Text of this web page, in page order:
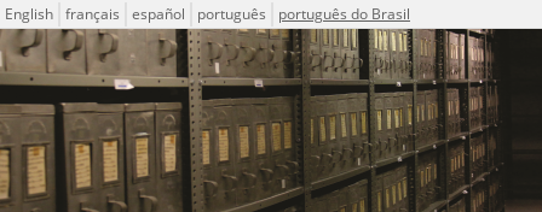
Idioma
English français español português português do Brasil
Descrições arquivísticas do acervo do Arquivo Público do
Projeto ICA-AtoM